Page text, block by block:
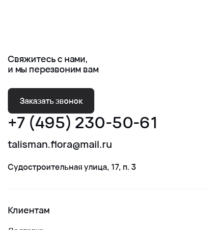
Свяжитесь с нами,
и мы перезвоним вам
Заказать звонок
+7 (495) 230-50-61
talisman.flora@mail.ru
Судостроительная улица, 17, п. 3
Клиентам